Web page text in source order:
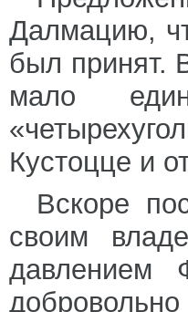
Далмацию,
был принят.
мало
Кустоцце и
Вскоре
своим
давлением
добровольно